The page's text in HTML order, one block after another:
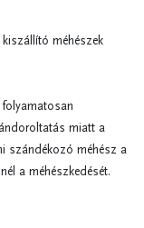
méhészek
miatt a
szándékozó méhész a
a méhészkedését.